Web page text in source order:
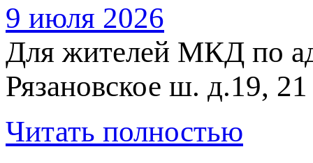
9 июля 2026
Для жителей МКД по
Рязановское ш. д.19,
Читать полностью